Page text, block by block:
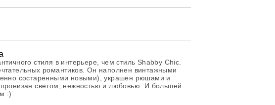
стиля в интерьере, чем стиль Shabby Chic.
романтиков. Он наполнен винтажными
состаренными новыми), украшен рюшами и
светом, нежностью и любовью. И большей
:)